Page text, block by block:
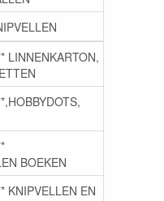
LINNENKARTON,
BOEKEN
KNIPVELLEN EN